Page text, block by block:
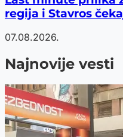
regija i Stavros
07.08.2026.
Najnovije vesti